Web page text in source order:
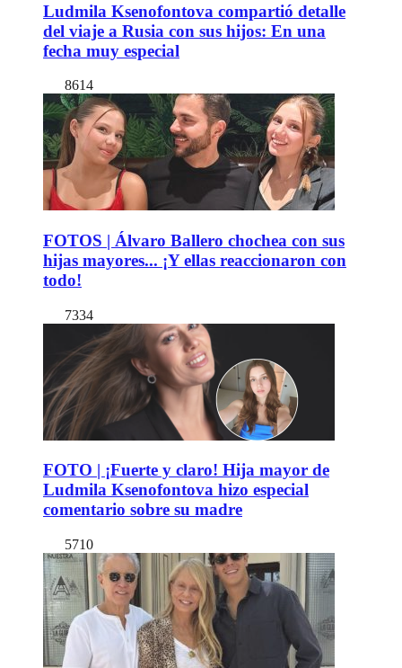
Ludmila Ksenofontova compartió detalle
del viaje a Rusia con sus hijos: En una
fecha muy especial
8614
FOTOS | Álvaro Ballero chochea con sus
hijas mayores... ¡Y ellas reaccionaron con
todo!
7334
FOTO | ¡Fuerte y claro! Hija mayor de
Ludmila Ksenofontova hizo especial
comentario sobre su madre
5710